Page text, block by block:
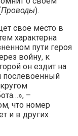
Проводы).
свое место в
характерна
пути героя
войну, к
он ездит на
послевоенный
–
что номер
и в других